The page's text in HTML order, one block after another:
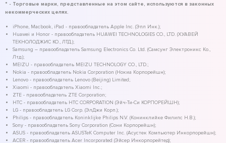
* - Торговые марки, представленные на этом сайте, используются в законных
некоммерческих целях.
iPhone, Macbook, iPad - правообладатель Apple Inc. (Эпл Инк.);
Huawei и Honor - правообладатель HUAWEI TECHNOLOGIES CO., LTD. (ХУАВЕЙ
ТЕКНОЛОДЖИС КО., ЛТД.);
Samsung – правообладатель Samsung Electronics Co. Ltd. (Самсунг Электроникс Ко.,
Лтд.);
MEIZU - правообладатель MEIZU TECHNOLOGY CO., LTD.;
Nokia - правообладатель Nokia Corporation (Нокиа Корпорейшн);
Lenovo - правообладатель Lenovo (Beijing) Limited;
Xiaomi - правообладатель Xiaomi Inc.;
ZTE - правообладатель ZTE Corporation;
HTC - правообладатель HTC CORPORATION (Эйч-Ти-Си КОРПОРЕЙШН);
LG - правообладатель LG Corp. (ЭлДжи Корп.);
Philips - правообладатель Koninklijke Philips N.V. (Конинклийке Филипс Н.В.);
Sony - правообладатель Sony Corporation (Сони Корпорейшн);
ASUS - правообладатель ASUSTeK Computer Inc. (Асустек Компьютер Инкорпорейшн);
ACER - правообладатель Acer Incorporated (Эйсер Инкорпорейтед);